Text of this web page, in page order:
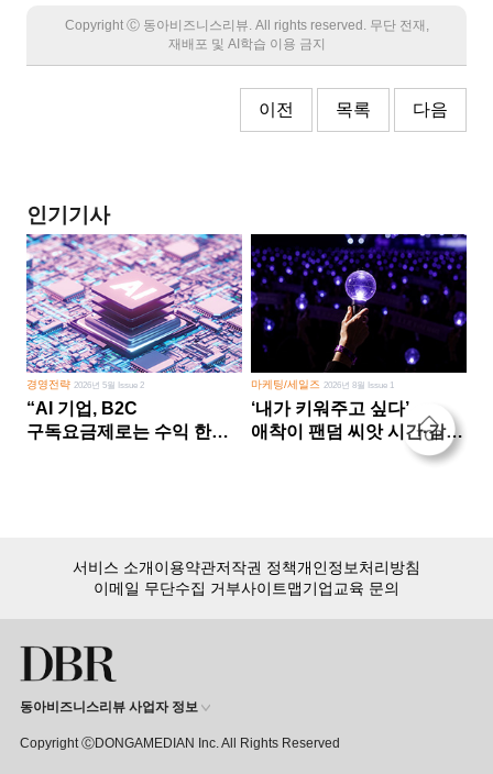
Copyright Ⓒ 동아비즈니스리뷰. All rights reserved. 무단 전재,
재배포 및 AI학습 이용 금지
이전 목록 다음
인기기사
경영전략 2026년 5월 Issue 2
“AI 기업, B2C
구독요금제로는 수익 한계
마케팅/세일즈 2026년 8월 Issue 1
‘내가 키워주고 싶다’
애착이 팬덤 씨앗 시간·감정
서비스 소개이용약관저작권 정책개인정보처리방침
이메일 무단수집 거부사이트맵기업교육 문의
동아비즈니스리뷰 사업자 정보
Copyright ⒸDONGAMEDIAN Inc. All Rights Reserved